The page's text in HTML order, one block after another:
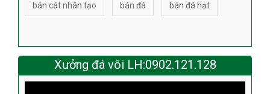
bán cát nhân tạo bán đá bán đá hạt
Xưởng đá vôi LH:0902.121.128